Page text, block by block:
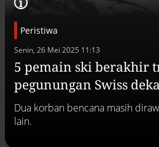
Peristiwa
Senin, 26 Mei 2025 11:13
5 pemain ski berakhir
pegunungan Swiss
Dua korban bencana masih
lain.
Efek jera untuk
Alinea.id -